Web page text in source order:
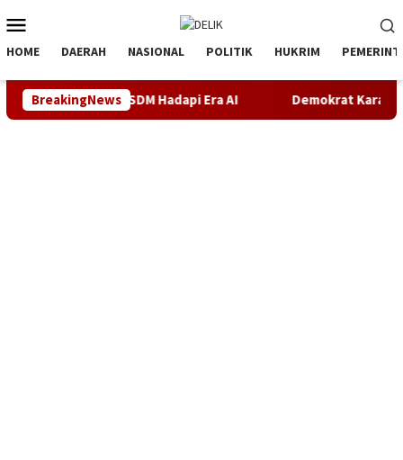
ke
kontenMobile
HOME DAERAH NASIONAL POLITIK HUKRIM
BreakingNews
SDM Hadapi Era AI Demokrat Karawang